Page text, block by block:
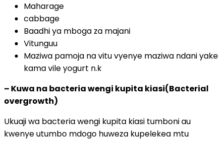
Maharage
cabbage
Baadhi ya mboga za majani
Vitunguu
Maziwa pamoja na vitu vyenye maziwa ndani yake
kama vile yogurt n.k
– Kuwa na bacteria wengi kupita kiasi(Bacterial
overgrowth)
Ukuaji wa bacteria wengi kupita kiasi tumboni au
kwenye utumbo mdogo huweza kupelekea mtu